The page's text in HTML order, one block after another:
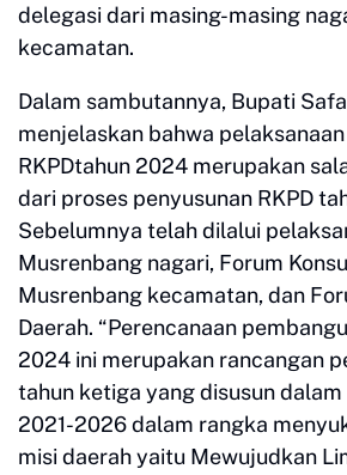
delegasi dari masing-masing
kecamatan.
Dalam sambutannya, Bupati
menjelaskan bahwa
RKPDtahun 2024 merupakan
dari proses penyusunan RKPD
Sebelumnya telah dilalui
Musrenbang nagari, Forum
Musrenbang kecamatan, dan
Daerah. “Perencanaan
2024 ini merupakan rancangan
tahun ketiga yang disusun dalam
2021-2026 dalam rangka
misi daerah yaitu Mewujudkan